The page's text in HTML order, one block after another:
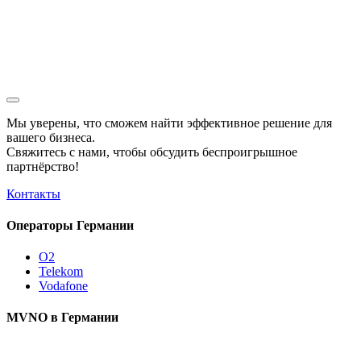
Мы уверены, что сможем найти эффективное решение для
вашего бизнеса.
Свяжитесь с нами, чтобы обсудить беспроигрышное
партнёрство!
Контакты
Операторы Германии
O2
Telekom
Vodafone
MVNO в Германии